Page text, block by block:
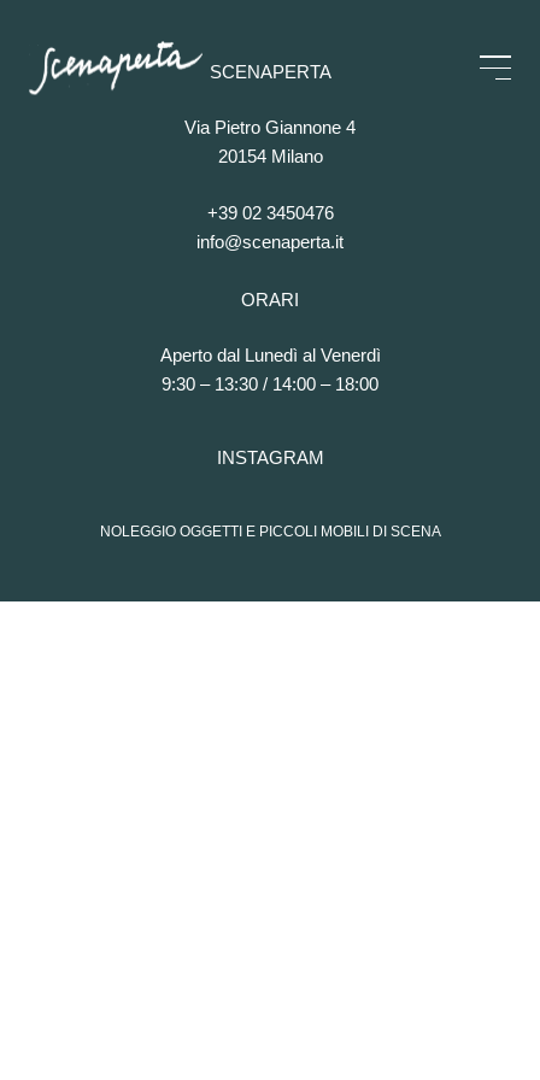
SCENAPERTA
Via Pietro Giannone 4
20154 Milano
+39 02 3450476
info@scenaperta.it
ORARI
Aperto dal Lunedì al Venerdì
9:30 – 13:30 / 14:00 – 18:00
INSTAGRAM
NOLEGGIO OGGETTI E PICCOLI MOBILI DI SCENA